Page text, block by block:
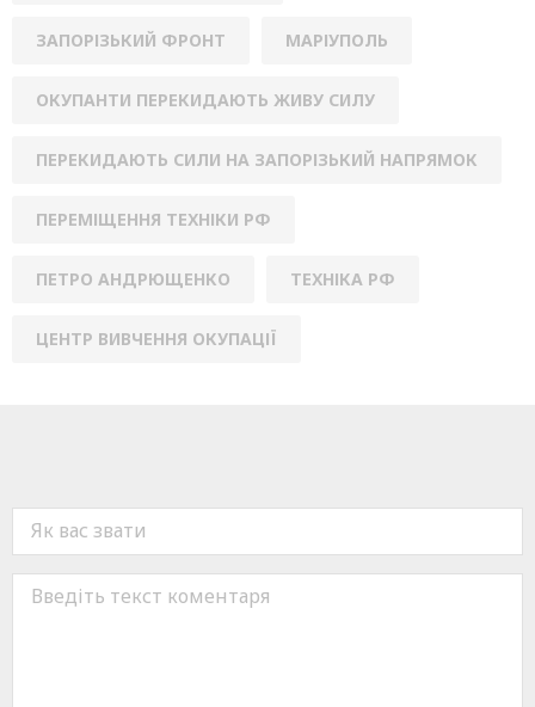
ЗАПОРІЗЬКИЙ ФРОНТ МАРІУПОЛЬ
ОКУПАНТИ ПЕРЕКИДАЮТЬ ЖИВУ СИЛУ
ПЕРЕКИДАЮТЬ СИЛИ НА ЗАПОРІЗЬКИЙ НАПРЯМОК
ПЕРЕМІЩЕННЯ ТЕХНІКИ РФ
ПЕТРО АНДРЮЩЕНКО ТЕХНІКА РФ
ЦЕНТР ВИВЧЕННЯ ОКУПАЦІЇ